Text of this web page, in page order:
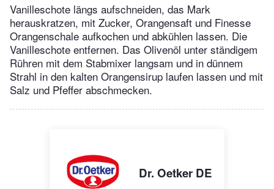
Vanilleschote längs aufschneiden, das Mark
herauskratzen, mit Zucker, Orangensaft und Finesse
Orangenschale aufkochen und abkühlen lassen. Die
Vanilleschote entfernen. Das Olivenöl unter ständigem
Rühren mit dem Stabmixer langsam und in dünnem
Strahl in den kalten Orangensirup laufen lassen und mit
Salz und Pfeffer abschmecken.
Dr. Oetker DE